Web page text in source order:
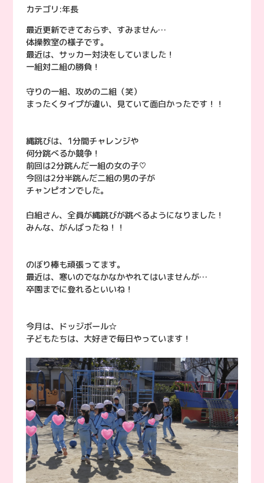
カテゴリ:年長
最近更新できておらず、すみません…
体操教室の様子です。
最近は、サッカー対決をしていました！
一組対二組の勝負！
守りの一組、攻めの二組（笑）
まったくタイプが違い、見ていて面白かったです！！
縄跳びは、1分間チャレンジや
何分跳べるか競争！
前回は2分跳んだ一組の女の子♡
今回は2分半跳んだ二組の男の子が
チャンピオンでした。
白組さん、全員が縄跳びが跳べるようになりました！
みんな、がんばったね！！
のぼり棒も頑張ってます。
最近は、寒いのでなかなかやれてはいませんが…
卒園までに登れるといいね！
今月は、ドッジボール☆
子どもたちは、大好きで毎日やっています！